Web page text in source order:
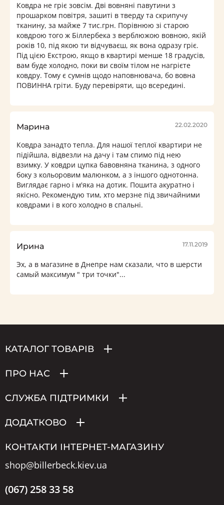
Ковдра не гріє зовсім. Дві вовняні павутини з
прошарком повітря, зашиті в тверду та скрипучу
тканину, за майже 7 тис.грн. Порівнюю зі старою
ковдрою того ж Біллербека з верблюжою вовною, якій
років 10, під якою ти відчуваєш, як вона одразу гріє.
Під цією Екстрою, якщо в квартирі менше 18 градусів,
вам буде холодно, поки ви своїм тілом не нагрієте
ковдру. Тому є сумнів щодо наповнювача, бо вовна
ПОВИННА гріти. Буду перевіряти, що всередині.
Марина 22.02.2020
Ковдра занадто тепла. Для нашої теплої квартири не
підійшла, відвезли на дачу і там спимо під нею
взимку. У ковдри цупка бавовняна тканина, з одного
боку з кольоровим малюнком, а з іншого однотонна.
Виглядає гарно і м'яка на дотик. Пошита акуратно і
якісно. Рекомендую тим, хто мерзне під звичайними
ковдрами і в кого холодно в спальні.
Ирина 17.11.2019
Эх, а в магазине в Днепре нам сказали, что в шерсти
самый максимум " три точки"...
КАТАЛОГ ТОВАРІВ
ПРО НАС
СЛУЖБА ПІДТРИМКИ
ДОДАТКОВО
КОНТАКТИ ІНТЕРНЕТ-МАГАЗИНУ
shop@billerbeck.kiev.ua
(067) 258 33 58